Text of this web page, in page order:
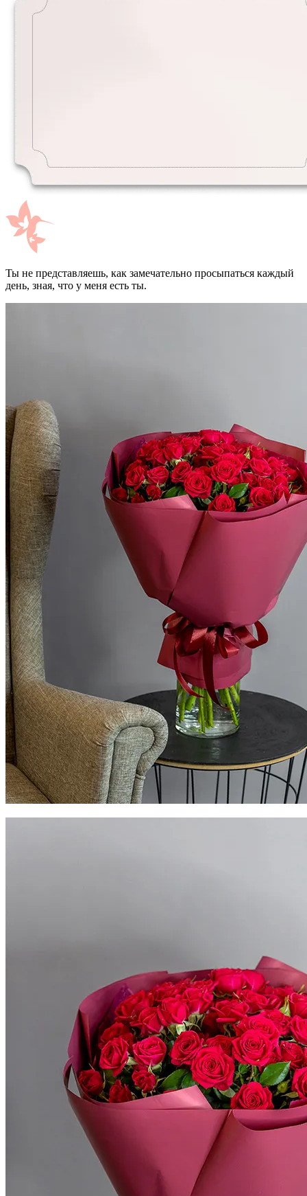
Ты не представляешь, как замечательно просыпаться каждый
день, зная, что у меня есть ты.